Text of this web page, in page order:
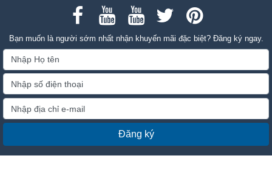
Bạn muốn là người sớm nhất nhận khuyến mãi đặc biệt? Đăng ký ngay.
Đăng ký